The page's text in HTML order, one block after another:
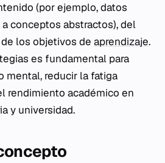
(por ejemplo, datos
conceptos abstractos), del
los objetivos de aprendizaje.
es fundamental para
mental, reducir la fatiga
rendimiento académico en
y universidad.